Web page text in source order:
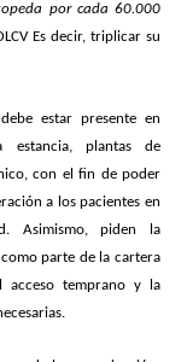
por cada 60.000
Es decir, triplicar su
estar presente en
estancia, plantas de
con el fin de poder
a los pacientes en
Asimismo, piden la
parte de la cartera
acceso temprano y la